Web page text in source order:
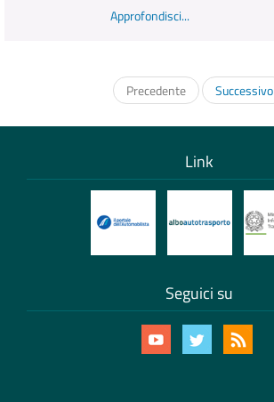
Approfondisci...
Precedente Successivo
Link
Seguici su